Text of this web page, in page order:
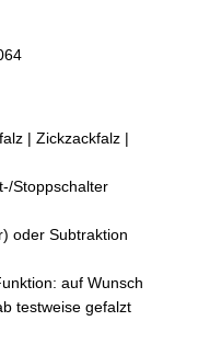
| Zickzackfalz |
Stoppschalter
oder Subtraktion
auf Wunsch
testweise gefalzt